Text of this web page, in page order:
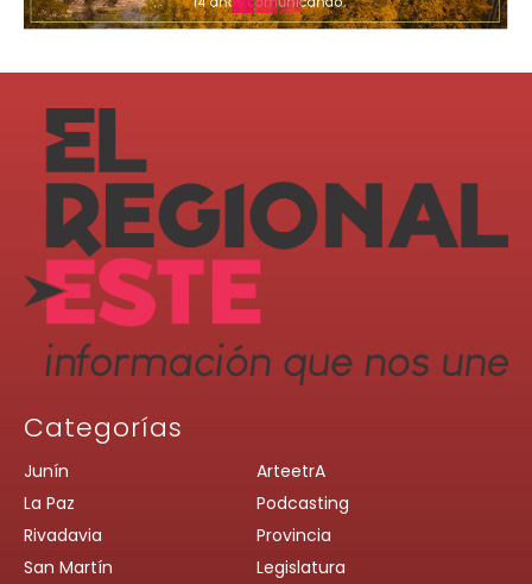
Categorías
Junín
La Paz
Rivadavia
San Martín
ArteetrA
Podcasting
Provincia
Legislatura